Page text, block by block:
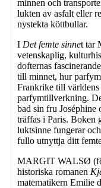
minnen och
lukten av asfalt eller
nystekta köttbullar.
I Det femte sinnet tar
vetenskaplig,
dofternas
till minnet, hur
Frankrike till
parfymtillverkning.
bad sin fru Joséphine
träffas i Paris. Boken
luktsinne fungerar
fullo utnyttja ditt
MARGIT WALSØ
historiska romanen
matematikern Emilie